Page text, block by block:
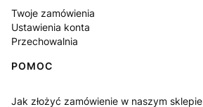
Twoje zamówienia
Ustawienia konta
Przechowalnia
POMOC
Jak złożyć zamówienie w naszym sklepie